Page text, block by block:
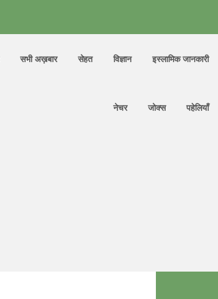
सभी अख़बार सेहत विज्ञान इस्लामिक जानकारी
नेचर जोक्स पहेलियाँ